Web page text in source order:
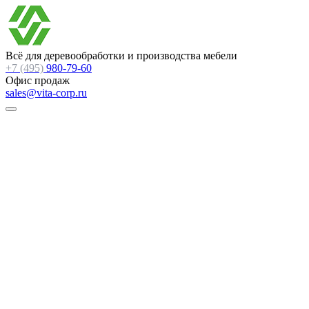
Всё для деревообработки и производства мебели
+7 (495) 980-79-60
Офис продаж
sales@vita-corp.ru